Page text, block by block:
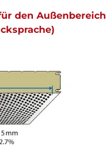
den Außenbereich